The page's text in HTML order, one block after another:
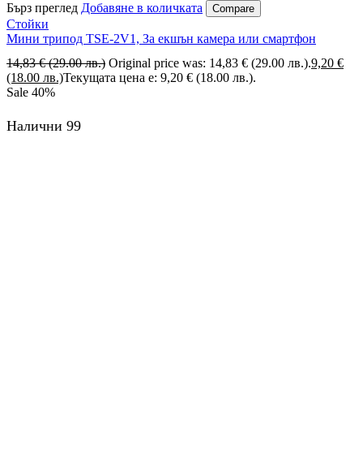
Бърз преглед Добавяне в количката Compare
Стойки
Мини трипод TSE-2V1, За екшън камера или смартфон
14,83€ (29.00 лв.) Original price was: 14,83 € (29.00 лв.).9,20 €
(18.00 лв.)Текущата цена е: 9,20 € (18.00 лв.).
Sale 40%
Налични 99